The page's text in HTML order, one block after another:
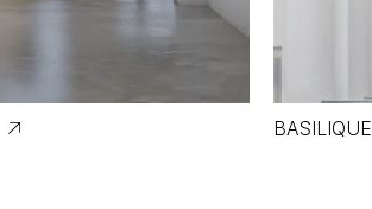
BASILIQUE